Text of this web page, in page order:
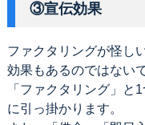
③宣伝効果
ファクタリングが怪し
効果もあるのではない
「ファクタリング」と
に引っ掛かります。